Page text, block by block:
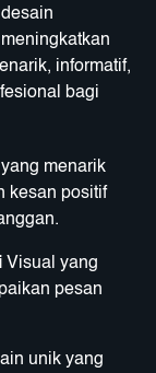
informatif,
bagi
menarik
kesan positif
Visual yang
pesan
unik yang